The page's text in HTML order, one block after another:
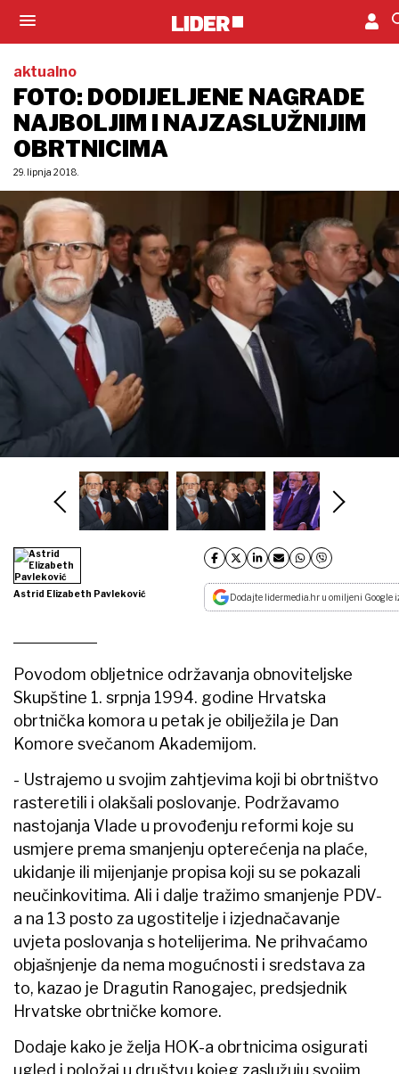
aktualno
FOTO: DODIJELJENE NAGRADE
NAJBOLJIM I NAJZASLUŽNIJIM
OBRTNICIMA
29. lipnja 2018.
Astrid Elizabeth Pavleković Dodajte lidermedia.hr u omiljeni Google
Povodom obljetnice održavanja obnoviteljske
Skupštine 1. srpnja 1994. godine Hrvatska
obrtnička komora u petak je obilježila je Dan
Komore svečanom Akademijom.
- Ustrajemo u svojim zahtjevima koji bi obrtništvo
rasteretili i olakšali poslovanje. Podržavamo
nastojanja Vlade u provođenju reformi koje su
usmjere prema smanjenju opterećenja na plaće,
ukidanje ili mijenjanje propisa koji su se pokazali
neučinkovitima. Ali i dalje tražimo smanjenje PDV-
a na 13 posto za ugostitelje i izjednačavanje
uvjeta poslovanja s hotelijerima. Ne prihvaćamo
objašnjenje da nema mogućnosti i sredstava za
to, kazao je Dragutin Ranogajec, predsjednik
Hrvatske obrtničke komore.
Dodaje kako je želja HOK-a obrtnicima osigurati